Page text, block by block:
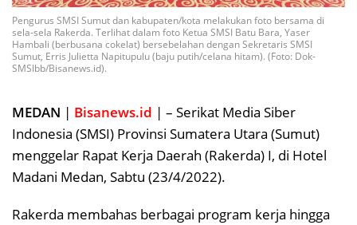
Pengurus SMSI Sumut dan kabupaten/kota melakukan foto bersama di
sela-sela Rakerda. Terlihat dalam foto Ketua SMSI Batu Bara, Yaser
Hambali (berbusana cokelat) bersebelahan dengan Sekretaris SMSI
Sumut, Erris Julietta Napitupulu (baju putih/celana hitam). (Foto: Dok-
SMSIbb/Bisanews.id).
MEDAN | Bisanews.id | – Serikat Media Siber
Indonesia (SMSI) Provinsi Sumatera Utara (Sumut)
menggelar Rapat Kerja Daerah (Rakerda) I, di Hotel
Madani Medan, Sabtu (23/4/2022).
Rakerda membahas berbagai program kerja hingga